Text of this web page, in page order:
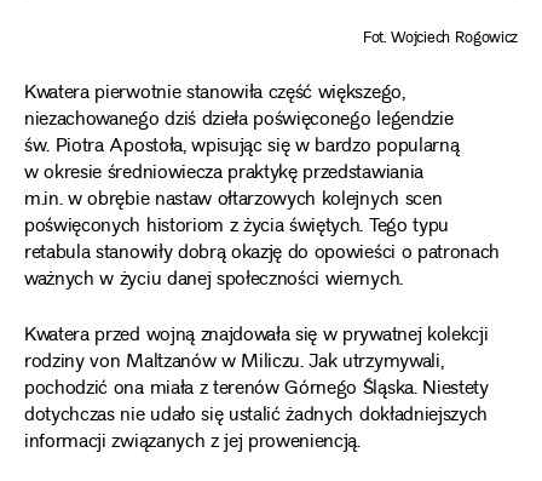
Fot. Wojciech Rogowicz
Kwatera pierwotnie stanowiła część większego,
niezachowanego dziś dzieła poświęconego legendzie
św. Piotra Apostoła, wpisując się w bardzo popularną
w okresie średniowiecza praktykę przedstawiania
m.in. w obrębie nastaw ołtarzowych kolejnych scen
poświęconych historiom z życia świętych. Tego typu
retabula stanowiły dobrą okazję do opowieści o patronach
ważnych w życiu danej społeczności wiernych.
Kwatera przed wojną znajdowała się w prywatnej kolekcji
rodziny von Maltzanów w Miliczu. Jak utrzymywali,
pochodzić ona miała z terenów Górnego Śląska. Niestety
dotychczas nie udało się ustalić żadnych dokładniejszych
informacji związanych z jej proweniencją.